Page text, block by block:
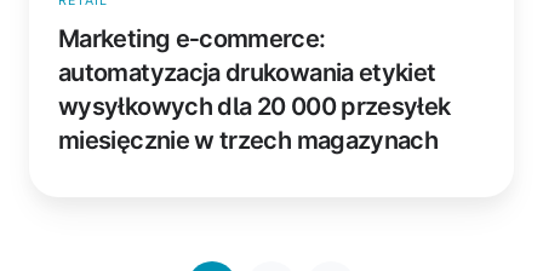
Marketing e‑commerce:
automatyzacja drukowania etykiet
wysyłkowych dla 20 000 przesyłek
miesięcznie w trzech magazynach